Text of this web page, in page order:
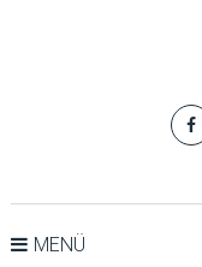
MENÜ